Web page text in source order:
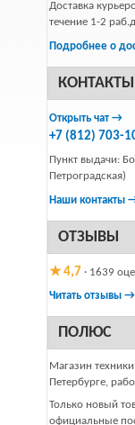
Доставка
течение 1-2
Подробнее о
КОНТАКТЫ
Открыть чат →
+7 (812) 703-
Пункт выдачи:
Петроградская)
Наши контакты
ОТЗЫВЫ
★ 4,7 · 1639
Читать отзывы →
ПОЛЮС
Магазин
Петербурге,
Только новый
официальные